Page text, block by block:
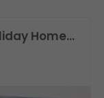
Aminess Camping Villas & Holiday Homes Avalona